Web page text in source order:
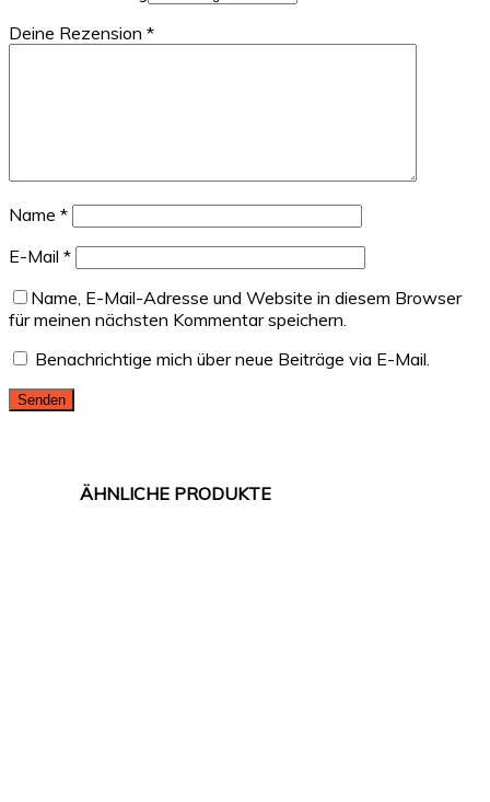
Deine Rezension *
Name *
E-Mail *
Name, E-Mail-Adresse und Website in diesem Browser
für meinen nächsten Kommentar speichern.
Benachrichtige mich über neue Beiträge via E-Mail.